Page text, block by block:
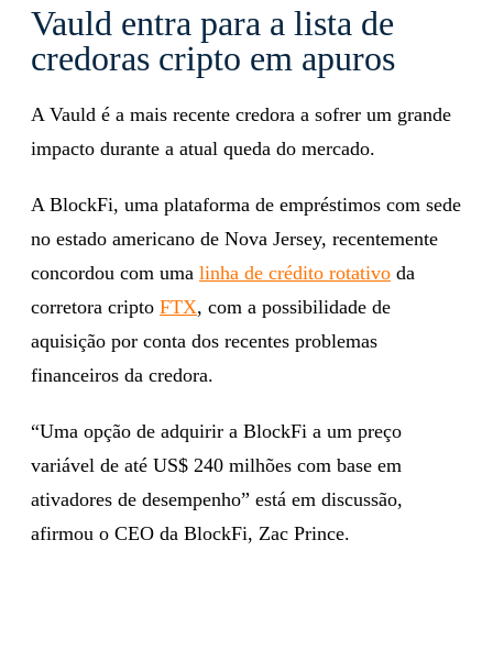
Vauld entra para a lista de
credoras cripto em apuros
A Vauld é a mais recente credora a sofrer um grande
impacto durante a atual queda do mercado.
A BlockFi, uma plataforma de empréstimos com sede
no estado americano de Nova Jersey, recentemente
concordou com uma linha de crédito rotativo da
corretora cripto FTX, com a possibilidade de
aquisição por conta dos recentes problemas
financeiros da credora.
“Uma opção de adquirir a BlockFi a um preço
variável de até US$ 240 milhões com base em
ativadores de desempenho” está em discussão,
afirmou o CEO da BlockFi, Zac Prince.